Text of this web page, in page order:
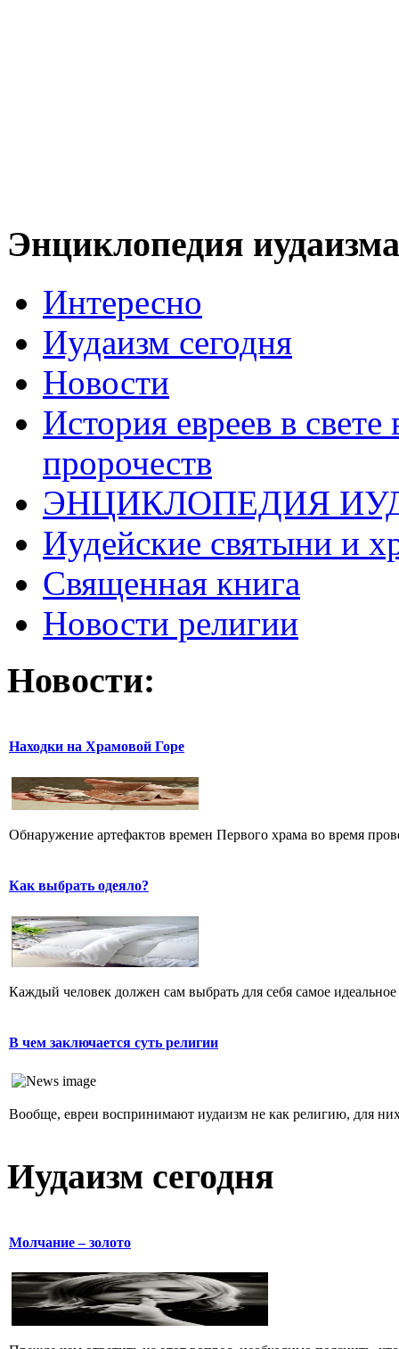
Энциклопедия иудаизма
Интересно
Иудаизм сегодня
Новости
История евреев в
пророчеств
ЭНЦИКЛОПЕДИЯ
Иудейские святыни и
Священная книга
Новости религии
Новости:
Находки на Храмовой Горе
Обнаружение артефактов времен Первого храма во время
Как выбрать одеяло?
Каждый человек должен сам выбрать для себя самое
В чем заключается суть религии
Вообще, евреи воспринимают иудаизм не как религию, для
Иудаизм сегодня
Молчание – золото